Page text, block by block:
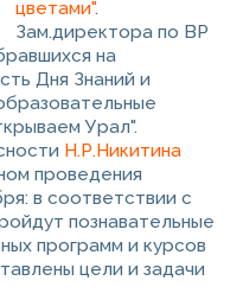
цветами".
Зам.директора по ВР
на
Дня Знаний и
Урал".
Н.Р.Никитина
проведения
в соответствии с
познавательные
программ и курсов
цели и задачи